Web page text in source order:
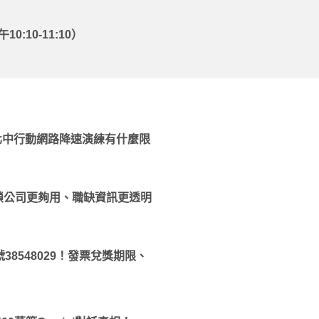
10:10-11:10）
行動網路降速演練有什麼限
司更夠用、職缺資訊更透明
！發票兌獎期限、